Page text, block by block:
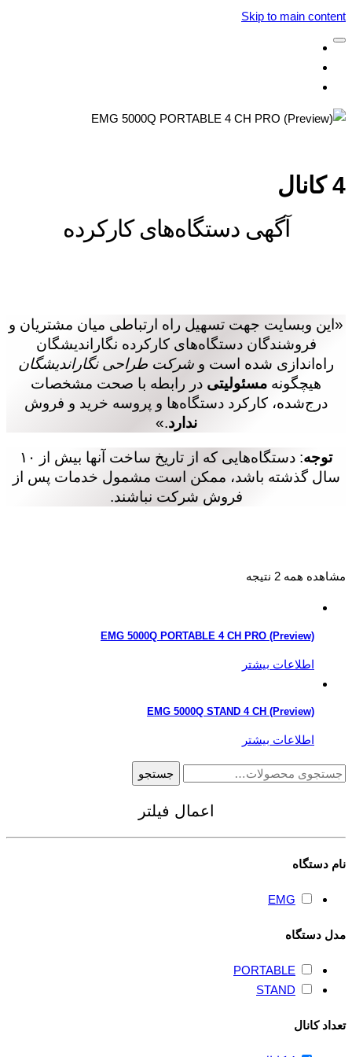
Skip to main content
4 کانال
آگهی‌ دستگاه‌های کارکرده
«این وبسایت جهت تسهیل راه ارتباطی میان مشتریان و
فروشندگان دستگاه‌های کارکرده نگاراندیشگان
راه‌اندازی شده است و شرکت طراحی نگار‌اندیشگان
هیچگونه مسئولیتی در رابطه با صحت مشخصات
درج‌شده، کارکرد دستگاه‌ها و پروسه خرید و فروش
ندارد.»
توجه
: دستگاه‌هایی که از تاریخ ساخت آنها بیش از ۱۰
سال گذشته باشد، ممکن است مشمول خدمات پس از
فروش شرکت نباشند.
مشاهده همه 2 نتیجه
EMG 5000Q PORTABLE 4 CH PRO (Preview)
اطلاعات بیشتر
EMG 5000Q STAND 4 CH (Preview)
اطلاعات بیشتر
جستجو
جستجو
اعمال فیلتر
نام دستگاه
EMG
مدل دستگاه
PORTABLE
STAND
تعداد کانال